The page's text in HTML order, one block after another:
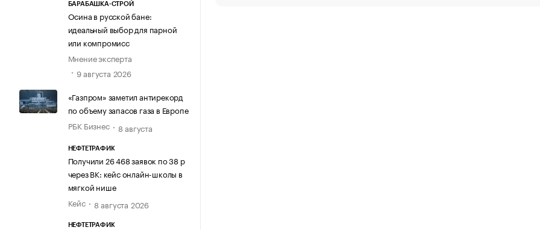
БАРАБАШКА-СТРОЙ
Осина в русской бане:
идеальный выбор для парной
или компромисс
Мнение эксперта
9 августа 2026
«Газпром» заметил антирекорд
по объему запасов газа в Европе
РБК Бизнес
8 августа
НЕФТЕТРАФИК
Получили 26 468 заявок по 38 р
через ВК: кейс онлайн-школы в
мягкой нише
Кейс
8 августа 2026
НЕФТЕТРАФИК